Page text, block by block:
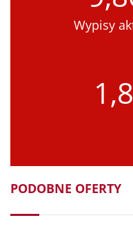
Wypisy
PODOBNE OFERTY